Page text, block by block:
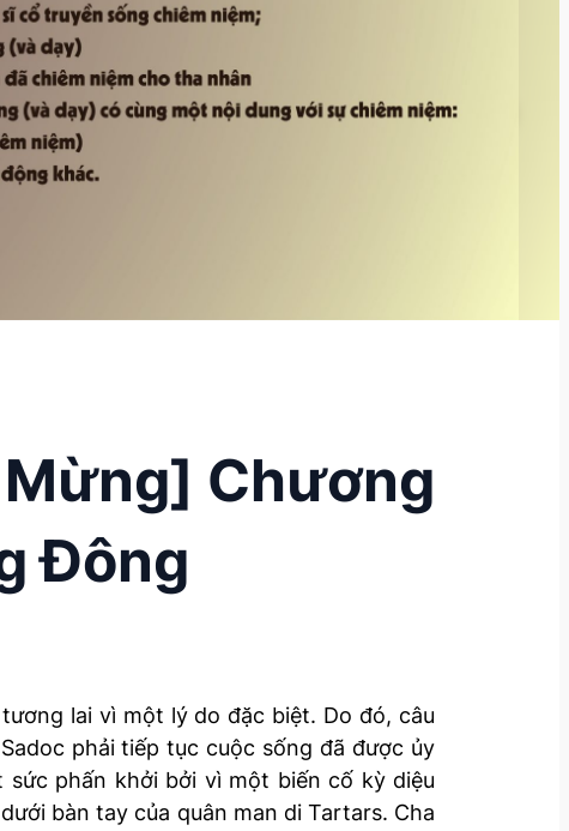
Chương
Đông
lai vì một lý do đặc biệt. Do đó, câu
phải tiếp tục cuộc sống đã được ủy
phấn khởi bởi vì một biến cố kỳ diệu
bàn tay của quân man di Tartars. Cha